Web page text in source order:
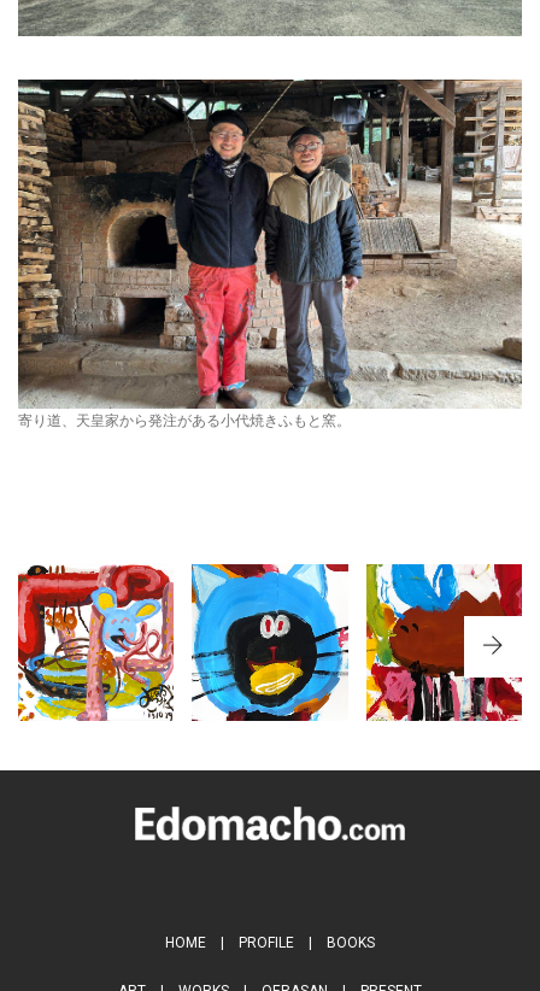
寄り道、天皇家から発注がある小代焼きふもと窯。
NO.281 熊
本県菊池郡
『菊陽町図
書館』
PICTURE
NO.317 鹿
児島県与論
島『与論小
学校』
PICTURE
NO.374 大
『真坂小学
校』1,2,3年
生17名対象
HOME | PROFILE | BOOKS